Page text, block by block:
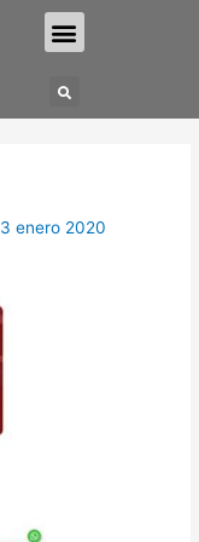
Menu
Search
3 enero 2020